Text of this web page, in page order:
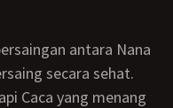
secara sehat.
Caca yang menang